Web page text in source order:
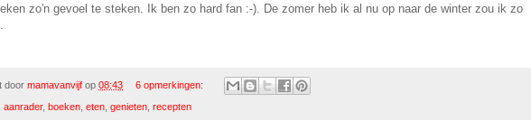
zo'n gevoel te steken. Ik ben zo hard fan :-). De zomer heb ik al nu op naar de winter zou ik zo
door mamavanvijf op 08:43 6 opmerkingen:
aanrader, boeken eten genieten recepten